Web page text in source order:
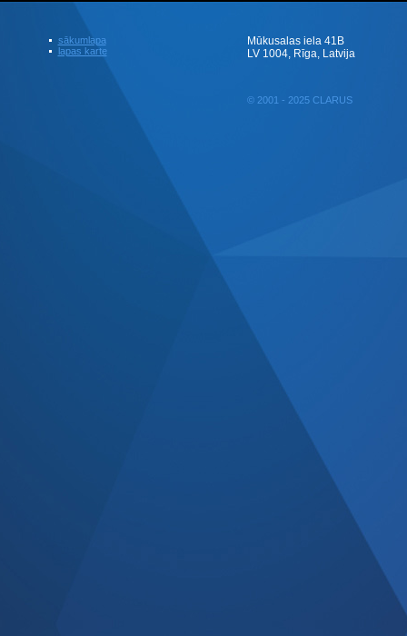
sākumlapa
lapas karte
Mūkusalas iela 41B
LV 1004, Rīga, Latvija
© 2001 - 2025 CLARUS